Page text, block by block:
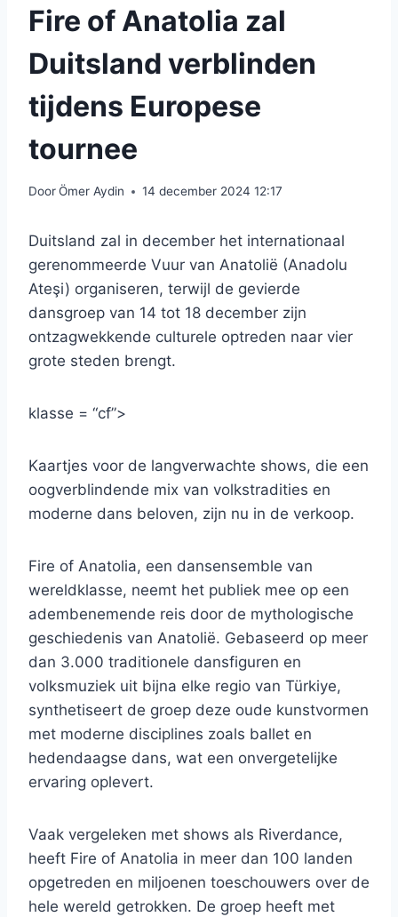
Fire of Anatolia zal
Duitsland verblinden
tijdens Europese
tournee
DoorÖmer Aydin 14 december 2024 12:17
Duitsland zal in december het internationaal
gerenommeerde Vuur van Anatolië (Anadolu
Ateşi) organiseren, terwijl de gevierde
dansgroep van 14 tot 18 december zijn
ontzagwekkende culturele optreden naar vier
grote steden brengt.
klasse = “cf”>
Kaartjes voor de langverwachte shows, die een
oogverblindende mix van volkstradities en
moderne dans beloven, zijn nu in de verkoop.
Fire of Anatolia, een dansensemble van
wereldklasse, neemt het publiek mee op een
adembenemende reis door de mythologische
geschiedenis van Anatolië. Gebaseerd op meer
dan 3.000 traditionele dansfiguren en
volksmuziek uit bijna elke regio van Türkiye,
synthetiseert de groep deze oude kunstvormen
met moderne disciplines zoals ballet en
hedendaagse dans, wat een onvergetelijke
ervaring oplevert.
Vaak vergeleken met shows als Riverdance,
heeft Fire of Anatolia in meer dan 100 landen
opgetreden en miljoenen toeschouwers over de
hele wereld getrokken. De groep heeft met